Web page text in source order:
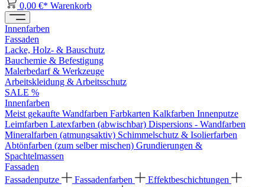
0,00 €* Warenkorb
Innenfarben
Fassaden
Lacke, Holz- & Bauschutz
Bauchemie & Befestigung
Malerbedarf & Werkzeuge
Arbeitskleidung & Arbeitsschutz
SALE %
Innenfarben
Meist gekaufte Wandfarben Farbkarten Kalkfarben Innenputze
Leimfarben Latexfarben (abwischbar) Dispersions - Wandfarben
Mineralfarben (atmungsaktiv) Schimmelschutz & Isolierfarben
Abtönfarben (zum selber mischen) Grundierungen &
Spachtelmassen
Fassaden
Fassadenputze
Fassadenfarben
Effektbeschichtungen